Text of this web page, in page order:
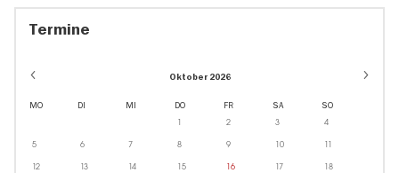
Termine
Oktober 2026
MO DI MI DO FR SA SO
1 2 3 4
5 6 7 8 9 10 11
12 13 14 15 16 17 18